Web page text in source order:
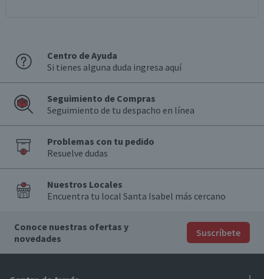
Centro de Ayuda
Si tienes alguna duda ingresa aquí
Seguimiento de Compras
Seguimiento de tu despacho en línea
Problemas con tu pedido
Resuelve dudas
Nuestros Locales
Encuentra tu local Santa Isabel más cercano
Conoce nuestras ofertas y
novedades
Suscríbete